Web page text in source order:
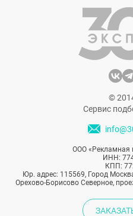
©
Сервис
ООО «Рекламная
ИНН:
КПП:
Юр. адрес: 115569, Город
Орехово-Борисово Северное,